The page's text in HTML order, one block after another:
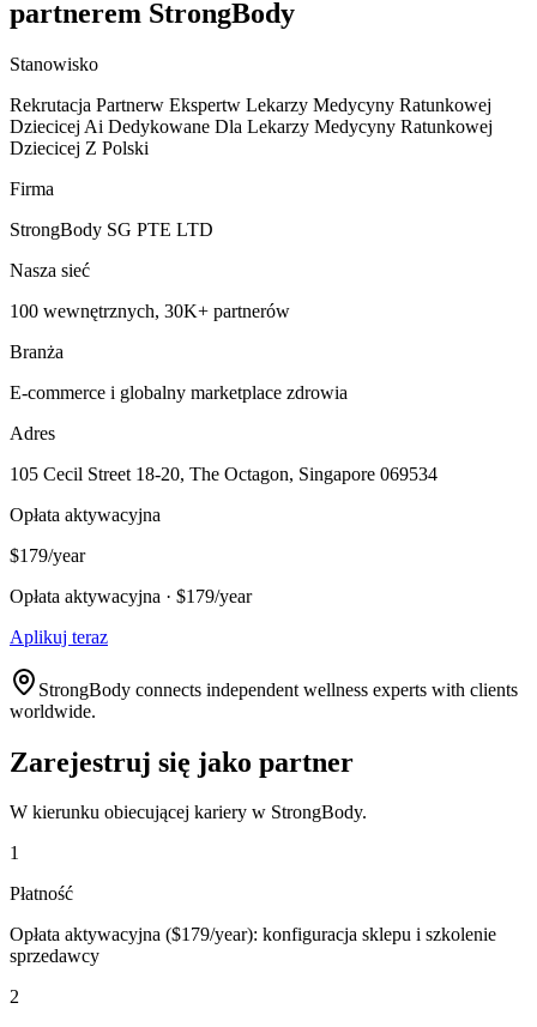
partnerem StrongBody
Stanowisko
Rekrutacja Partnerw Ekspertw Lekarzy Medycyny Ratunkowej
Dziecicej Ai Dedykowane Dla Lekarzy Medycyny Ratunkowej
Dziecicej Z Polski
Firma
StrongBody SG PTE LTD
Nasza sieć
100 wewnętrznych, 30K+ partnerów
Branża
E-commerce i globalny marketplace zdrowia
Adres
105 Cecil Street 18-20, The Octagon, Singapore 069534
Opłata aktywacyjna
$179/year
Opłata aktywacyjna · $179/year
Aplikuj teraz
StrongBody connects independent wellness experts with clients
worldwide.
Zarejestruj się jako partner
W kierunku obiecującej kariery w StrongBody.
1
Płatność
Opłata aktywacyjna ($179/year): konfiguracja sklepu i szkolenie
sprzedawcy
2